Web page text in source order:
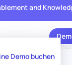
Demo buchen
and
Betrieb von